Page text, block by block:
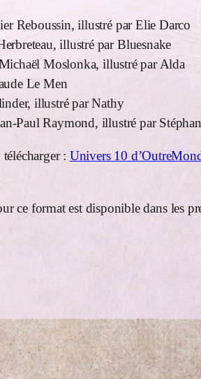
Reboussin, illustré par Elie Darco
illustré par Bluesnake
Moslonka, illustré par Alda
Le Men
illustré par Nathy
Paul Raymond, illustré par
: Univers 10
format est disponible dans les